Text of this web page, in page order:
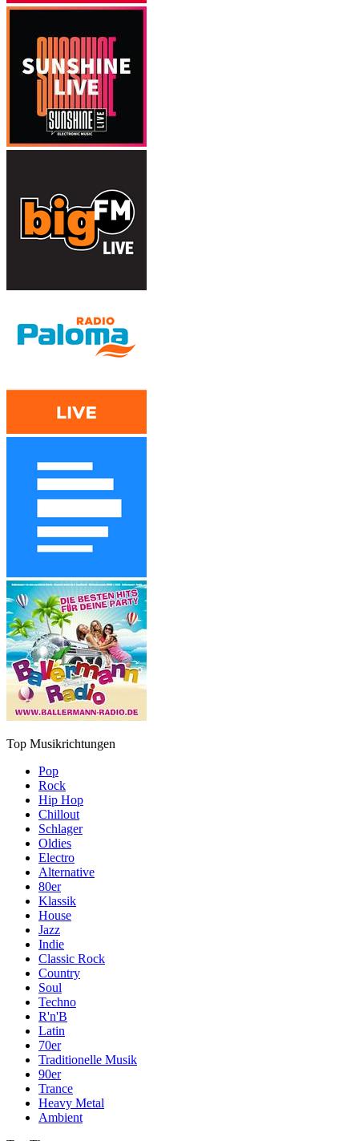
Top Musikrichtungen
Pop
Rock
Hip Hop
Chillout
Schlager
Oldies
Electro
Alternative
80er
Klassik
House
Jazz
Indie
Classic Rock
Country
Soul
Techno
R'n'B
Latin
70er
Traditionelle Musik
90er
Trance
Heavy Metal
Ambient